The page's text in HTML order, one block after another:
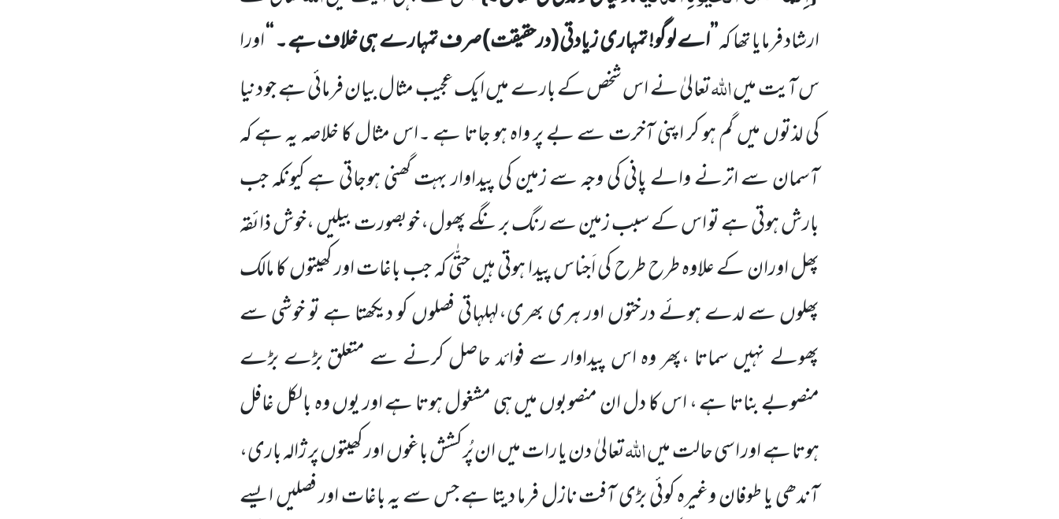
ارشاد فرمایا تھا کہ’’اے لوگو! تمہاری زیادتی(درحقیقت)صرف تمہارے ہی خلاف ہے ۔ ‘‘اورا
س آیت میںاللہتعالیٰ نے اس شخص کے بارےمیں ایک عجیب مثال بیان فرمائی ہے جو دنیا
کی لذتوں میں گم ہو کر اپنی آخرت سے بے پر واہ ہو جاتا ہے ۔اس مثال کا خلاصہیہ ہے کہ
آسمان سے اترنے والے پانی کی وجہ سے زمین کی پیداوار بہت گھنی ہوجاتی ہے کیونکہ جب
بارش ہوتی ہے تو اس کے سبب زمین سے رنگ برنگے پھول، خوبصورت بیلیں ،خوش ذائقہ
پھل اوران کے علاوہ طرح طرح کی اَجناس پیدا ہوتی ہیں حتّٰی کہ جب باغات اور کھیتوں کا مالک
پھلوں سے لدے ہوئے درختوں اور ہری بھری،لہلہاتی فصلوں کو دیکھتاہے تو خوشی سے
پھولے نہیں سماتا ،پھر وہ اس پیداوار سے فوائد حاصل کرنے سے متعلق بڑے بڑے
منصوبے بناتا ہے ، اسکا دلان منصوبوں میں ہی مشغول ہوتا ہے اور یوں وہ بالکل غافل
ہوتا ہے اور اسی حالت میںاللہتعالیٰ دن یا رات میں ان پُرکششباغوں اور کھیتوں پر ژالہ باری،
آندھی یا طوفان وغیرہ کوئی بڑی آفت نازل فرما دیتا ہے جس سے یہ باغات اور فصلیں ایسے